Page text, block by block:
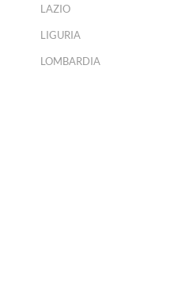
LAZIO
LIGURIA
LOMBARDIA